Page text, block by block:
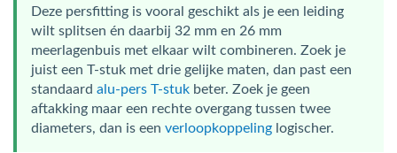
Deze persfitting is vooral geschikt als je een leiding
wilt splitsen én daarbij 32 mm en 26 mm
meerlagenbuis met elkaar wilt combineren. Zoek je
juist een T-stuk met drie gelijke maten, dan past een
standaard alu-pers T-stuk beter. Zoek je geen
aftakking maar een rechte overgang tussen twee
diameters, dan is een verloopkoppeling logischer.